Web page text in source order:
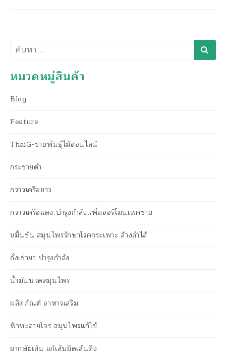
ค้นหา
หมวดหมู่สินค้า
Blog
Feature
ThaiG-ขายพันธุ์ไม้ออนไลน์
กระชายดำ
กวาวเครือขาว
กวาวเครือแดง,บำรุงกำลัง,เพิ่มฮอร์โมนเพศชาย
ขมิ้นชัน สมุนไพรรักษาโรคกระเพาะ ล้างลำไส้
ถั่งเช่ายา บำรุงกำลัง
น้ำมันนวดสมุนไพร
ผลิตภัณฑ์ อาหารเสริม
ฟ้าทะลายโจร สมุนไพรแก้ไข้
ยากษัยเส้น แก้เส้นยึดเส้นตึง